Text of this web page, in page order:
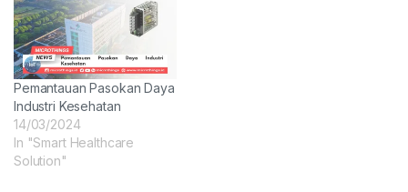
Pemantauan Pasokan Daya
Industri Kesehatan
14/03/2024
In "Smart Healthcare
Solution"